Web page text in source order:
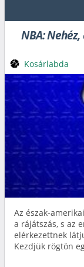
NBA:
Az észak-
a rájátszás, s az
elérkezettnek
Kezdjük rögtön
Kosárlabda